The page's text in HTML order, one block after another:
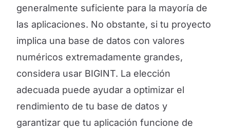
generalmente suficiente para la mayoría de
las aplicaciones. No obstante, si tu proyecto
implica una base de datos con valores
numéricos extremadamente grandes,
considera usar BIGINT. La elección
adecuada puede ayudar a optimizar el
rendimiento de tu base de datos y
garantizar que tu aplicación funcione de